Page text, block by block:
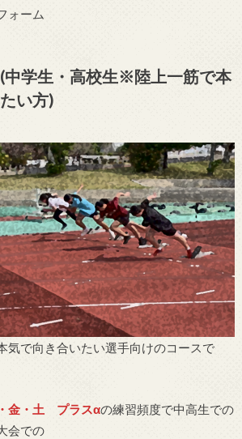
ォーム
(中学生・高校生※陸上一筋で本
い方)
気で向き合いたい選手向けのコースで
金・土 プラスαの練習頻度で中高生での
会での